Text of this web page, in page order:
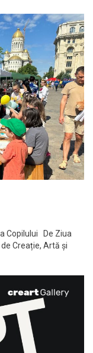
Copilului De Ziua
Creație, Artă și